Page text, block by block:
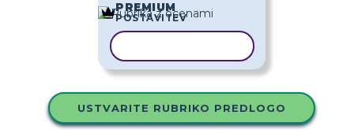
PREMIUM
POSTAVITEV
USTVARITE RUBRIKO PREDLOGO